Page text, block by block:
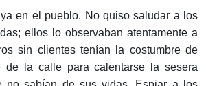
en el pueblo. No quiso saludar a los
ellos lo observaban atentamente a
sin clientes tenían la costumbre de
de la calle para calentarse la sesera